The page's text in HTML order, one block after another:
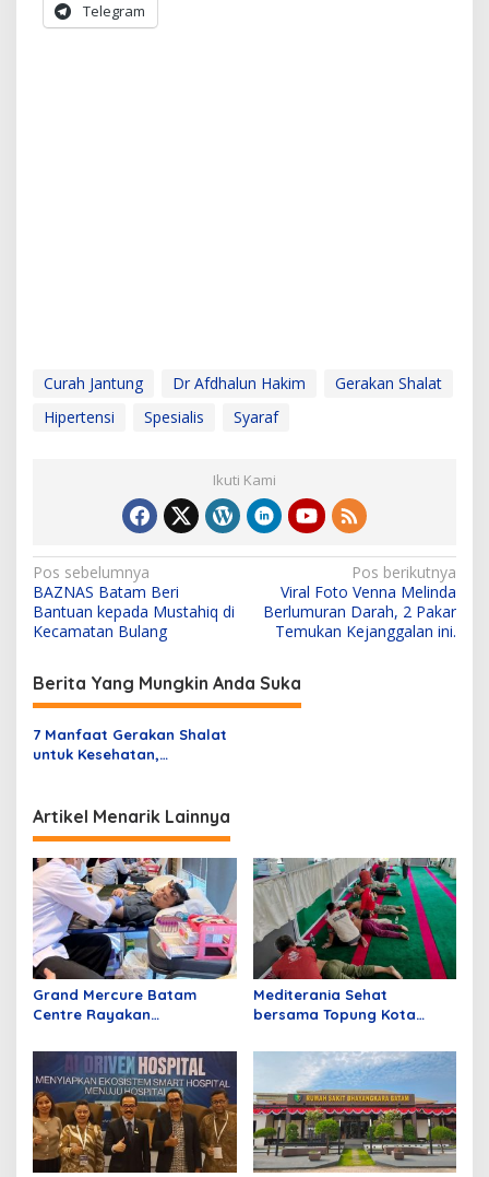
Telegram
Curah Jantung Dr Afdhalun Hakim
Gerakan Shalat
Hipertensi
Spesialis Syaraf
Ikuti Kami
N
a
v
i
g
a
s
p
o
s
Pos sebelumnya
BAZNAS Batam Beri
Bantuan kepada Mustahiq di
Kecamatan Bulang
Pos berikutnya
Viral Foto Venna Melinda
Berlumuran Darah, 2 Pakar
Temukan Kejanggalan ini.
Berita Yang Mungkin Anda Suka
7 Manfaat Gerakan Shalat
untuk Kesehatan,
Artikel Menarik Lainnya
Grand Mercure Batam
Centre Rayakan
dengan Aksi Donor Darah,
Kumpulkan 40 Kantong
Darah
Mediterania Sehat
bersama Topung Kota